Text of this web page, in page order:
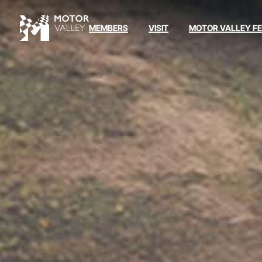
MEMBERS VISIT MOTOR VALLEY